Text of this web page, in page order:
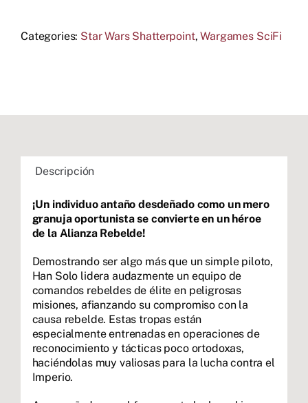
Pack
Categories: Star Wars Shatterpoint,Wargames SciFi
Descripción
¡Un individuo antaño desdeñado como un mero
granuja oportunista se convierte en un héroe
de la Alianza Rebelde!
Demostrando ser algo más que un simple piloto,
Han Solo lidera audazmente un equipo de
comandos rebeldes de élite en peligrosas
misiones, afianzando su compromiso con la
causa rebelde. Estas tropas están
especialmente entrenadas en operaciones de
reconocimiento y tácticas poco ortodoxas,
haciéndolas muy valiosas para la lucha contra el
Imperio.